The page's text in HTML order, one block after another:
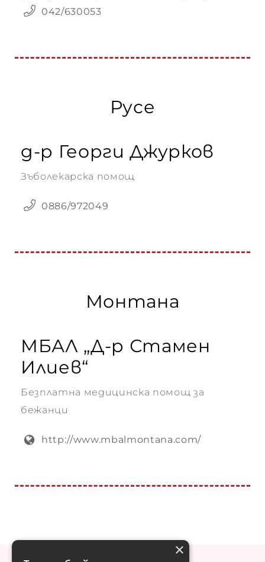
042/630053
Русе
д-р Георги Джурков
Зъболекарска помощ
0886/972049
Монтана
МБАЛ „Д-р Стамен
Илиев“
Безплатна медицинска помощ за
бежанци
http://www.mbalmontana.com/
×